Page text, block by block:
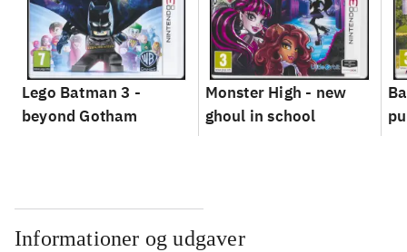
Lego Batman 3 -
beyond Gotham
Monster High - new
ghoul in school
Informationer og udgaver